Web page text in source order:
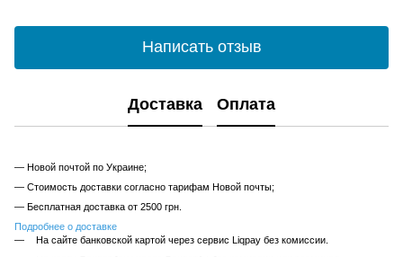
Написать отзыв
Доставка Оплата
— Новой почтой по Украине;
— Стоимость доставки согласно тарифам Новой почты;
— Бесплатная доставка от 2500 грн.
Подробнее о доставке
На сайте банковской картой через сервис Liqpay без комиссии.